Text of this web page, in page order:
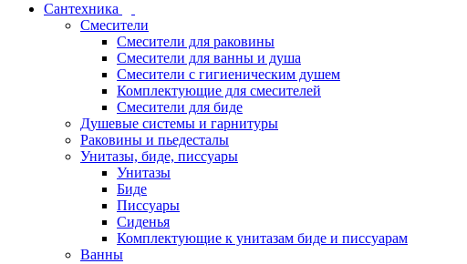
Сантехника
Смесители
Смесители для раковины
Смесители для ванны и душа
Смесители с гигиеническим душем
Комплектующие для смесителей
Смесители для биде
Душевые системы и гарнитуры
Раковины и пьедесталы
Унитазы, биде, писсуары
Унитазы
Биде
Писсуары
Сиденья
Комплектующие к унитазам биде и писсуарам
Ванны